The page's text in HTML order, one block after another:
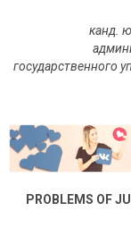
канд.
государственного
PROBLEMS OF